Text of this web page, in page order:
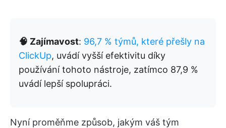
🧠 Zajímavost: 96,7 % týmů, které přešly na
ClickUp, uvádí vyšší efektivitu díky
používání tohoto nástroje, zatímco 87,9 %
uvádí lepší spolupráci.
Nyní proměňme způsob, jakým váš tým